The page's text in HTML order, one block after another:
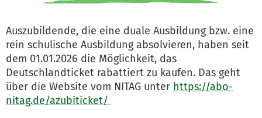
Auszubildende, die eine duale Ausbildung bzw. eine
rein schulische Ausbildung absolvieren, haben seit
dem 01.01.2026 die Möglichkeit, das
Deutschlandticket rabattiert zu kaufen. Das geht
über die Website vom NITAG unter https://abo-
nitag.de/azubiticket/